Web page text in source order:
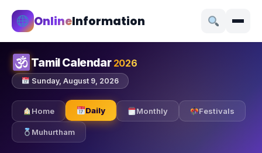
OnlineInformation
Tamil Calendar 2026
Sunday, August 9, 2026
Home Daily Monthly Festivals
Muhurtham